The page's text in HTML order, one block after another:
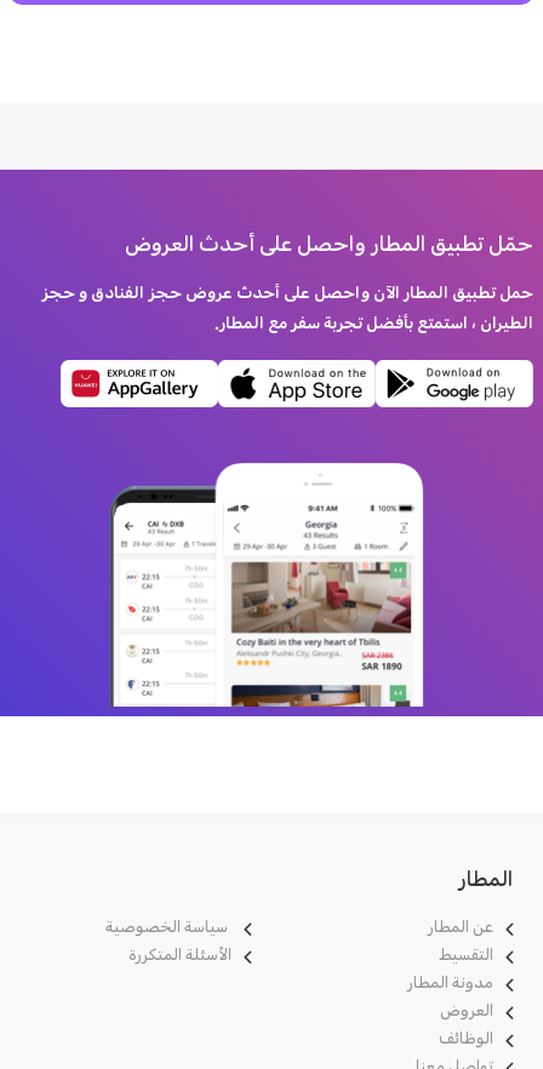
حمّل تطبيق المطار واحصل على أحدث العروض
حمل تطبيق المطار الآن واحصل على أحدث عروض حجز الفنادق و حجز
الطيران ، استمتع بأفضل تجربة سفر مع المطار.
المطار
عن المطار
التقسيط
مدونة المطار
العروض
الوظائف
سياسة الخصوصية
الأسئلة المتكررة